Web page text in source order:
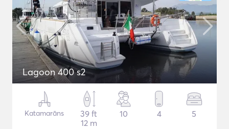
Lagoon 400 s2
Katamarāns
39 ft
12 m
10 4 5